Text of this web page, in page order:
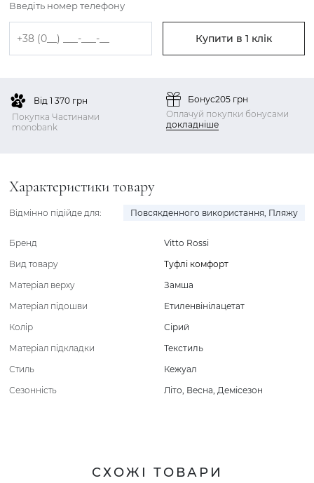
Введіть номер телефону
Купити в 1 клік
Від 1 370 грн
Покупка Частинами
monobank
Бонус205 грн
Оплачуй покупки бонусами
докладніше
Характеристики товару
Відмінно підійде для: Повсякденного використання, Пляжу
Бренд
Vitto Rossi
Вид товару
Туфлі комфорт
Матеріал верху
Замша
Матеріал підошви
Етиленвінілацетат
Колір
Сірий
Матеріал підкладки
Текстиль
Стиль
Кежуал
Сезонність
Літо, Весна, Демісезон
СХОЖІ ТОВАРИ